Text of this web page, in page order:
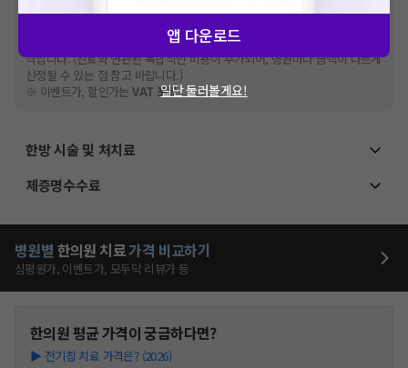
※비급여 항목의 경우,추가비용 등으로 실제 가격과 상이할 수 있으니, 정확
한 가격은 해당 의료기관에 직접 문의해주세요.
건강보험심사평가원에 고지되어 있는 급여 진료 기준 가
격입니다. (진료와 연관된 복합적인 비용이 추가되어, 병원마다 금액이 다르게
산정될 수 있는 점 참고 바랍니다.)
※ 이벤트가, 할인가는VAT 포함
한방 시술 및 처치료
제증명수수료
병원별 한의원 치료가격 비교하기
심평원가, 이벤트가, 모두닥 리뷰가 등
한의원평균 가격이 궁금하다면?
▶ 전기침 치료 가격은? (2026)
앱 다운로드
일단 둘러볼게요!